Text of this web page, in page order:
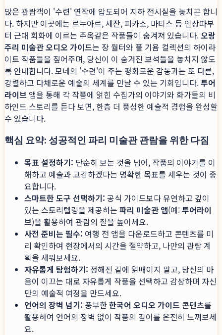
많은 관람객이 '수련' 연작에 압도되어 지하 전시실을 놓치곤 합니
다. 하지만 이곳에는 르누아르, 세잔, 피카소, 마티스 등 인상파부
터 근대 회화에 이르는 주옥같은 작품들이 숨겨져 있습니다.오랑
주리 미술관 오디오 가이드는 장 월터와 폴 기욤 컬렉션의 하이라
이트 작품들을 짚어주며, 당신이 이 숨겨진 보석들을 놓치지 않도
록 안내합니다. 모네의 '수련'이 주는 평화로운 감동과는 또 다른,
강렬하고 다채로운 예술의 세계를 만날 수 있는 기회입니다.투어
라이브 앱을 통해 각 작품에 얽힌 수집가의 이야기와 화가들의 비
하인드 스토리를 듣다 보면, 한층 더 풍성한 예술적 경험을 완성할
수 있습니다.
핵심 요약: 성공적인 파리 미술관 관람을 위한 다짐
목표 설정하기: 단순히 보는 것을 넘어, 작품의 이야기를 이
해하고 예술과 교감하겠다는 명확한 목표를 세우는 것이 중
요합니다.
스마트한 도구 선택하기: 공식 가이드보다 유연하고 깊이
있는 스토리텔링을 제공하는 파리 미술관 앱(예:투어라이
브)을 활용하여 관람의 질을 높이세요.
사전 준비는 필수: 여행 전 앱을 다운로드하고 콘텐츠를 미
리 확인하여 현장에서의 시간을 절약하고, 나만의 관람 계
획을 세워보세요.
자유롭게 탐험하기: 정해진 길에 얽매이지 말고, 당신의 마
음이 이끄는 대로 자유롭게 작품을 선택하고 감상하며 자신
만의 예술적 여정을 만드세요.
언어의 장벽 넘기: 풍부한한국어 오디오 가이드 콘텐츠를
활용하여 언어의 장벽 없이 작품의 깊이를 온전히 느껴보세
요.